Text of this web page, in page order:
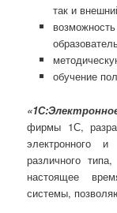
так и
обучение
фирмы 1С,
электронного
различного
настоящее
системы,